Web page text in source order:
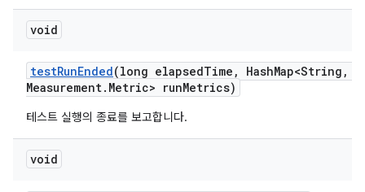
void
testRunEnded(long elapsedTime , HashMap<String ,
Measurement. Metric> runMetrics)
테스트 실행의 종료를 보고합니다.
void